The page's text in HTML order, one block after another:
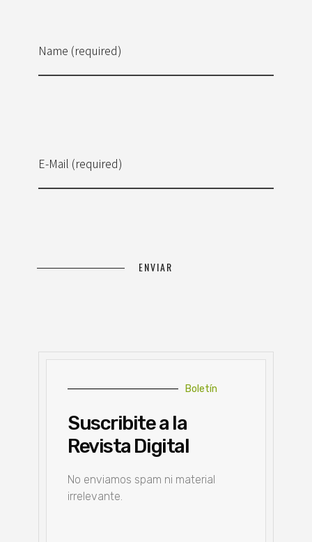
Name (required)
E-Mail (required)
Boletín
Suscribite a la
Revista Digital
No enviamos spam ni material
irrelevante.